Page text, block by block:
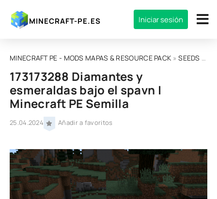
MINECRAFT-PE.ES Iniciar sesión
MINECRAFT PE - MODS MAPAS & RESOURCE PACK »SEEDS
173173288 Diamantes y
esmeraldas bajo el spavn |
Minecraft PE Semilla
25.04.2024 Añadir a favoritos